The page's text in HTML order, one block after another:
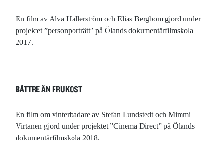
En film av Alva Hallerström och Elias Bergbom gjord under
projektet ”personporträtt” på Ölands dokumentärfilmskola
2017.
BÄTTRE ÄN FRUKOST
En film om vinterbadare av Stefan Lundstedt och Mimmi
Virtanen gjord under projektet ”Cinema Direct” på Ölands
dokumentärfilmskola 2018.